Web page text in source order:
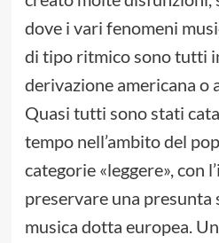
dove i vari fenomeni
di tipo ritmico sono tutti
derivazione americana o
Quasi tutti sono stati
tempo nell’ambito del
categorie «leggere», con
preservare una
musica dotta europea.